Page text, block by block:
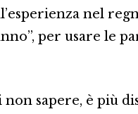
nel
per usare le
non sapere, è più